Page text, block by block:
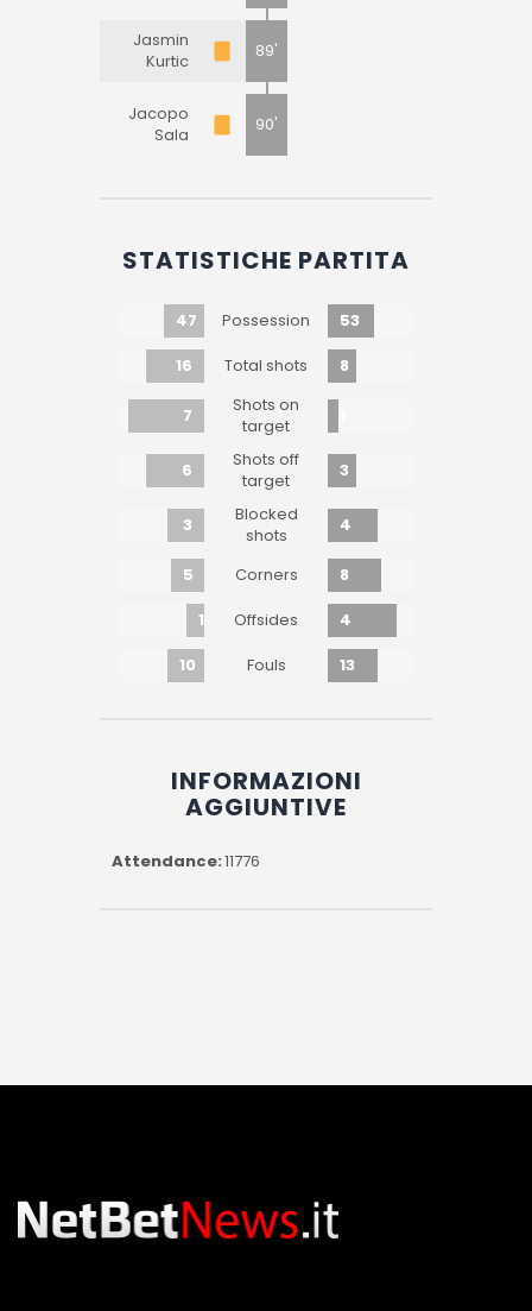
Jasmin
Kurtic
89'
Jacopo
Sala
90'
STATISTICHE PARTITA
47 Possession
53
16
Total shots 8
7
Shots on
target
6
Shots off
target
3
3
Blocked
shots
4
5 Corners
8
1
Offsides
4
10
Fouls 13
INFORMAZIONI
AGGIUNTIVE
Attendance 11776